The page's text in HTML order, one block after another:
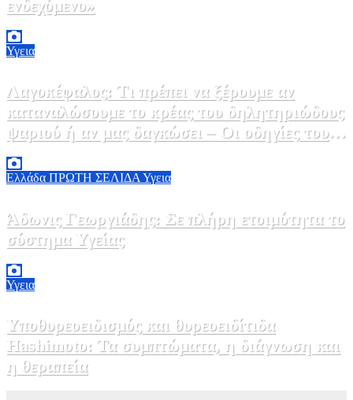
ενδεχόμενο»
Υγεια
Λαγοκέφαλος: Τι πρέπει να ξέρουμε αν
καταναλώσουμε το κρέας του δηλητηριώδους
ψαριού ή αν μας δαγκώσει – Οι οδηγίες του
ΕΟΔΥ
Ελλάδα ΠΡΩΤΗ ΣΕΛΙΔΑΥγεια
Άδωνις Γεωργιάδης: Σε πλήρη ετοιμότητα το
σύστημα Υγείας
Υγεια
Υποθυρεοειδισμός και θυρεοειδίτιδα
Hashimoto: Τα συμπτώματα, η διάγνωση και
η θεραπεία